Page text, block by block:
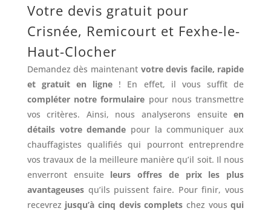
Votre devis gratuit pour
Crisnée, Remicourt et Fexhe-le-
Haut-Clocher
Demandez dès maintenant votre devis facile, rapide
et gratuit en ligne ! En effet, il vous suffit de
compléter notre formulaire pour nous transmettre
vos critères. Ainsi, nous analyserons ensuiteen
détails votre demande pour la communiquer aux
chauffagistes qualifiés qui pourront entreprendre
vos travaux de la meilleure manière qu’il soit. Il nous
enverront ensuite leurs offres de prix les plus
avantageusesqu’ils puissent faire. Pour finir, vous
recevrez jusqu’à cinq devis complets chez vousqui